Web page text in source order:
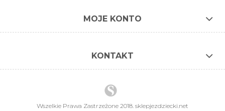
MOJE KONTO
KONTAKT
Wszelkie Prawa Zastrzeżone 2018. sklepjezdziecki.net